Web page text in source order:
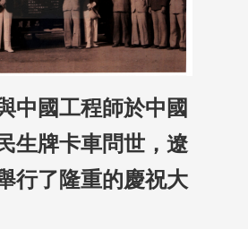
中國工程師於中國
生牌卡車問世，遼
行了隆重的慶祝大